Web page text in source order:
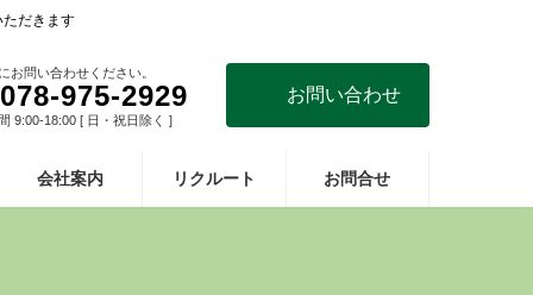
だきます
お問い合わせください。
078-975-2929
9:00-18:00 [ 日・祝日除く ]
お問い合わせ
会社案内 リクルート お問合せ